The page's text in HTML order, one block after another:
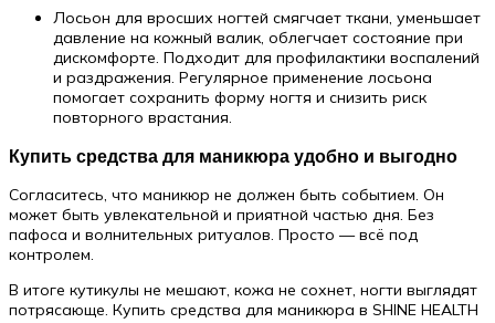
Лосьон для вросших ногтей смягчает ткани, уменьшает
давление на кожный валик, облегчает состояние при
дискомфорте. Подходит для профилактики воспалений
и раздражения. Регулярное применение лосьона
помогает сохранить форму ногтя и снизить риск
повторного врастания.
Купить средства для маникюра удобно и выгодно
Согласитесь, что маникюр не должен быть событием. Он
может быть увлекательной и приятной частью дня. Без
пафоса и волнительных ритуалов. Просто — всё под
контролем.
В итоге кутикулы не мешают, кожа не сохнет, ногти выглядят
потрясающе. Купить средства для маникюра в SHINE HEALTH